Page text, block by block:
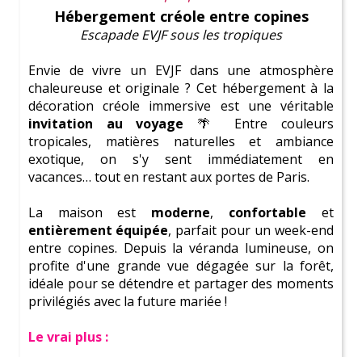
Témoin de Mariage
Découvre de superbes activités
Consulte notre blog complet
Amuse-toi avec le
test de personnalité
Une coordinatrice à tes côtés pour
organiser un EVJF inoubliable à
Hébergement créole entre copines
Escapade EVJF sous les tropiques
Envie de vivre un EVJF dans une atmosphère
chaleureuse et originale ? Cet hébergement à la
décoration créole immersive est une véritable
invitation au voyage 🌴 Entre couleurs
tropicales, matières naturelles et ambiance
exotique, on s'y sent immédiatement en
vacances… tout en restant aux portes de Paris.
La maison est moderne, confortable et
entièrement équipée, parfait pour un week-end
entre copines. Depuis la véranda lumineuse, on
profite d'une grande vue dégagée sur la forêt,
idéale pour se détendre et partager des moments
privilégiés avec la future mariée !
Le vrai plus :